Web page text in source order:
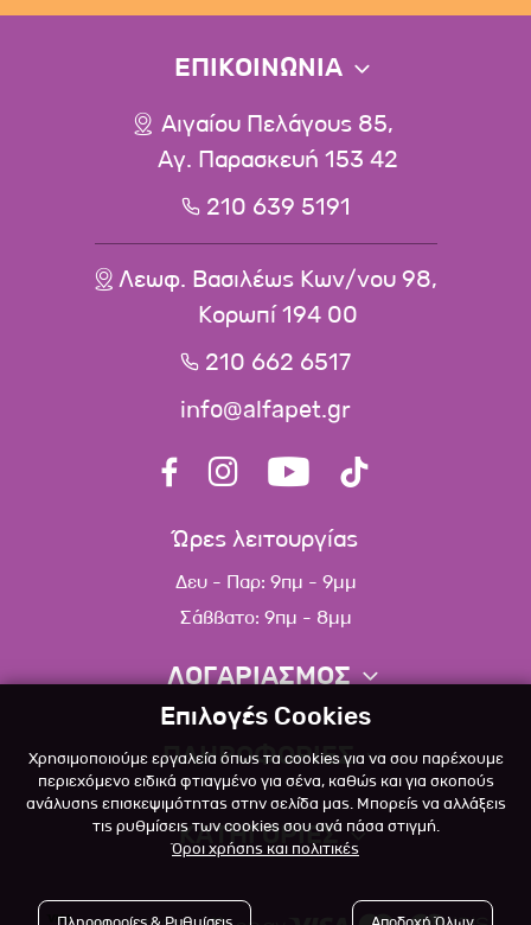
ΕΠΙΚΟΙΝΩΝΙΑ
Αιγαίου Πελάγους 85,
Αγ. Παρασκευή 153 42
210 639 5191
Λεωφ. Βασιλέως Κων/νου 98,
Κορωπί 194 00
210 662 6517
info@alfapet.gr
Ώρες λειτουργίας
Δευ - Παρ: 9πμ - 9μμ
Σάββατο: 9πμ - 8μμ
ΛΟΓΑΡΙΑΣΜΟΣ
Πληροφορίες λογαριασμού
Λίστα αγαπημένων
Πολιτική επιστροφών
ΠΛΗΡΟΦΟΡΙΕΣ
Σχετικά
Επικοινωνία
Blog
ΚΑΤΗΓΟΡΙΕΣ
Επιλογές Cookies
Χρησιμοποιούμε εργαλεία όπως τα cookies για να σου παρέχουμε
περιεχόμενο ειδικά φτιαγμένο για σένα, καθώς και για σκοπούς
ανάλυσης επισκεψιμότητας στην σελίδα μας. Μπορείς να αλλάξεις
τις ρυθμίσεις των cookies σου ανά πάσα στιγμή.
Όροι χρήσης και πολιτικές